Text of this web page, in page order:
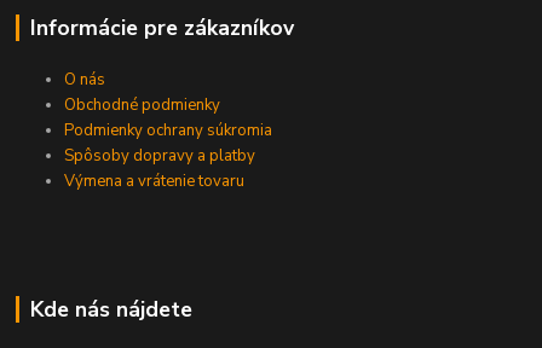
Informácie pre zákazníkov
O nás
Obchodné podmienky
Podmienky ochrany súkromia
Spôsoby dopravy a platby
Výmena a vrátenie tovaru
Kde nás nájdete